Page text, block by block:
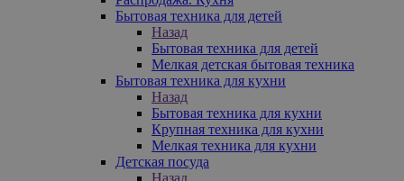
Бытовая техника для детей
Назад
Бытовая техника для детей
Мелкая детская бытовая техника
Бытовая техника для кухни
Назад
Бытовая техника для кухни
Крупная техника для кухни
Мелкая техника для кухни
Детская посуда
Назад